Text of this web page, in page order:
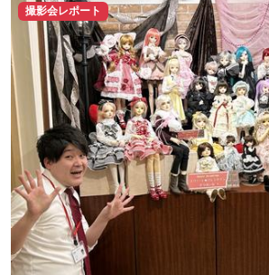
撮影会レポート